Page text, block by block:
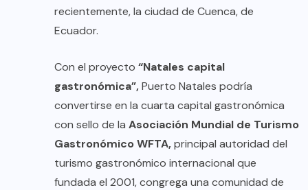
recientemente, la ciudad de Cuenca, de
Ecuador.
Con el proyecto “Natales capital
gastronómica”,Puerto Natales podría
convertirse en la cuarta capital gastronómica
con sello de la Asociación Mundial de Turismo
Gastronómico WFTA,principal autoridad del
turismo gastronómico internacional que
fundada el 2001, congrega una comunidad de